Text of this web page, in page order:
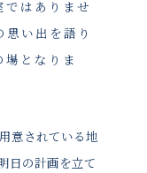
はありませ
い出を語り
となりま
意されている地
日の計画を立て